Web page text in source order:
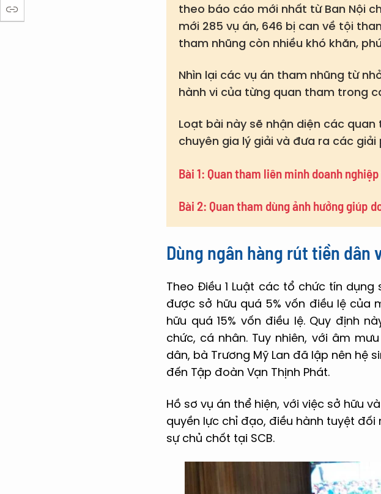
theo báo cáo mới nhất từ Ban Nội
mới 285 vụ án, 646 bị can về tội
tham nhũng còn nhiều khó khăn,
Nhìn lại các vụ án tham nhũng từ
hành vi của từng quan tham trong
Loạt bài này sẽ nhận diện các
chuyên gia lý giải và đưa ra các
Bài 1: Quan tham liên minh doanh
Bài 2: Quan tham dùng ảnh hưởng giúp
Dùng ngân hàng rút tiền dân
Theo Điều 1 Luật các tổ chức tín
được sở hữu quá 5% vốn điều lệ
hữu quá 15% vốn điều lệ. Quy định
chức, cá nhân. Tuy nhiên, với âm
dân, bà Trương Mỹ Lan đã lập nên hệ
đến Tập đoàn Vạn Thịnh Phát.
Hồ sơ vụ án thể hiện, với việc sở hữu
quyền lực chỉ đạo, điều hành tuyệt
sự chủ chốt tại SCB.